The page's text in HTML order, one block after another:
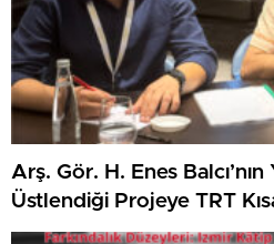
Arş. Gör. H. Enes Balcı’nın
Üstlendiği Projeye TRT